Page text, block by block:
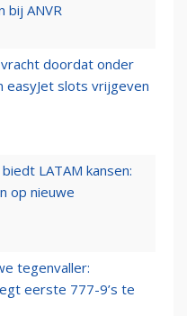
bij ANVR
doordat onder
easyJet slots vrijgeven
LATAM kansen:
op nieuwe
tegenvaller:
eerste 777-9’s te